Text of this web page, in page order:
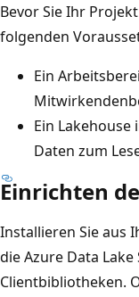
Bevor Sie Ihr
folgenden
Ein
Ein
Daten zum
Einrichten
Installieren Sie aus
die Azure Data
Clientbibliotheken.